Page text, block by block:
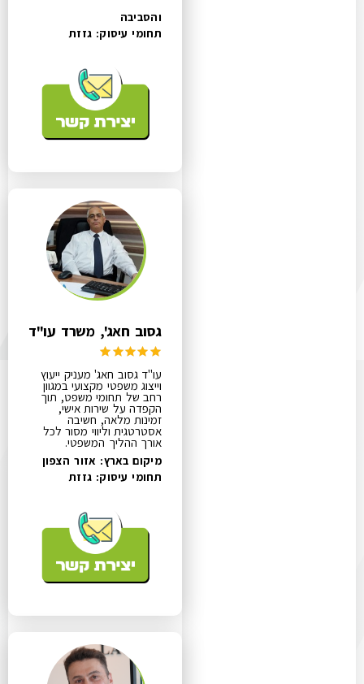
והסביבה
תחומי עיסוק: גזזת
גסוב חאג', משרד עו"ד
עו"ד גסוב חאג' מעניק ייעוץ
וייצוג משפטי מקצועי במגוון
רחב של תחומי משפט, תוך
הקפדה על שירות אישי,
זמינות מלאה, חשיבה
אסטרטגית וליווי מסור לכל
אורך ההליך המשפטי.
מיקום בארץ: אזור הצפון
תחומי עיסוק: גזזת